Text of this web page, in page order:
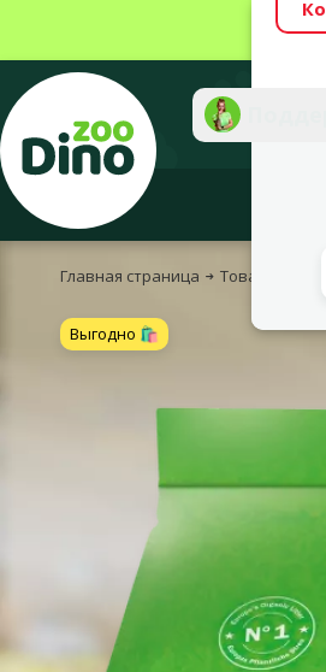
Главная страница Товары для
Выгодно 🛍️